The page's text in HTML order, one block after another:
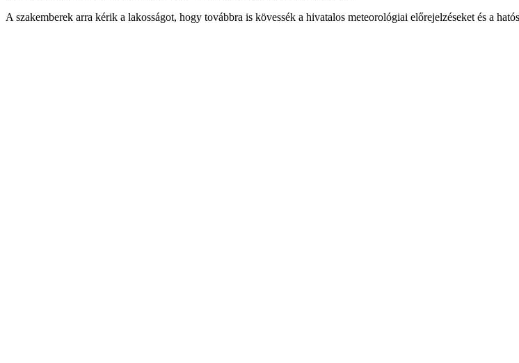
A szakemberek arra kérik a lakosságot, hogy továbbra is kövessék a hivatalos meteorológiai előrejelzéseket és a